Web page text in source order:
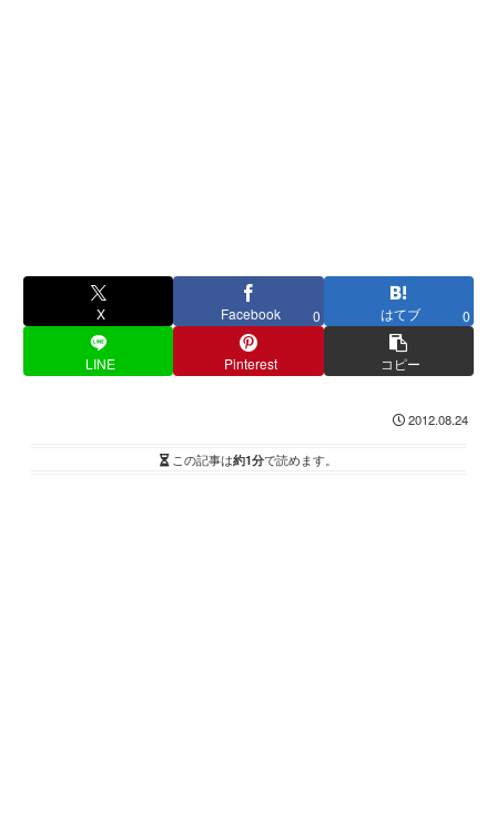
X Facebook 0 はてブ 0
LINE Pinterest コピー
2012.08.24
この記事は約1分で読めます。